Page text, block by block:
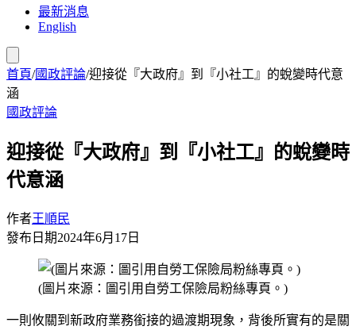
最新消息
English
首頁/國政評論/迎接從『大政府』到『小社工』的蛻變時代意
涵
國政評論
迎接從『大政府』到『小社工』的蛻變時
代意涵
作者王順民
發布日期2024年6月17日
(圖片來源：圖引用自勞工保險局粉絲專頁。)
一則攸關到新政府業務銜接的過渡期現象，背後所實有的是關